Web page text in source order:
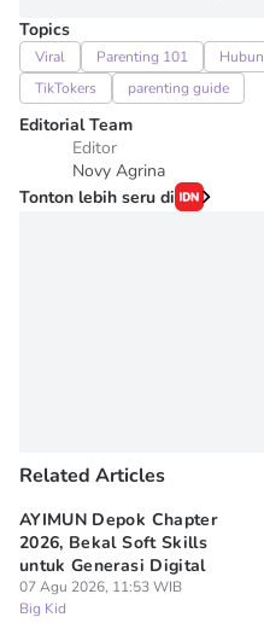
Topics
Viral Parenting 101
TikTokers
parenting guide
Editorial Team
Editor
Novy Agrina
Tonton lebih seru di
Related Articles
AYIMUN Depok Chapter
2026, Bekal Soft Skills
untuk Generasi Digital
07 Agu 2026, 11:53 WIB
Big Kid